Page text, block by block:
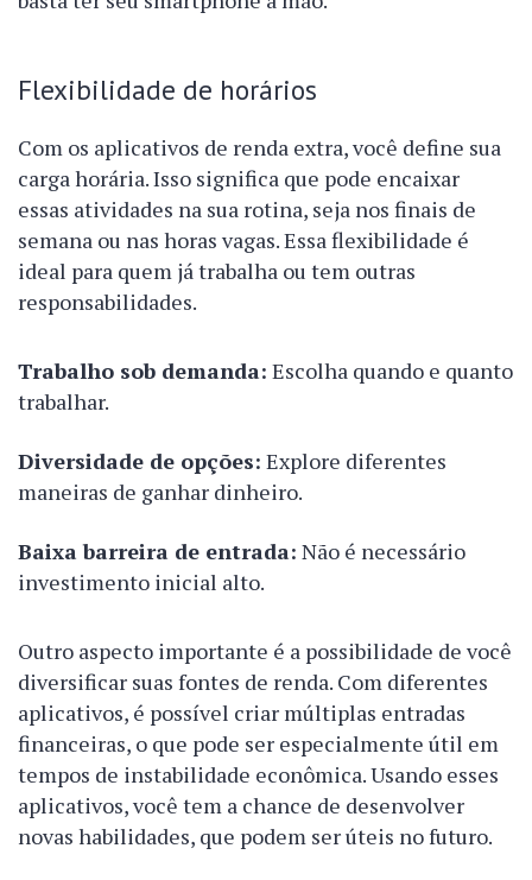
Flexibilidade de horários
Com os aplicativos de renda extra, você define sua
carga horária. Isso significa que pode encaixar
essas atividades na sua rotina, seja nos finais de
semana ou nas horas vagas. Essa flexibilidade é
ideal para quem já trabalha ou tem outras
responsabilidades.
Trabalho sob demanda: Escolha quando e quanto
trabalhar.
Diversidade de opções: Explore diferentes
maneiras de ganhar dinheiro.
Baixa barreira de entrada: Não é necessário
investimento inicial alto.
Outro aspecto importante é a possibilidade de você
diversificar suas fontes de renda. Com diferentes
aplicativos, é possível criar múltiplas entradas
financeiras, o que pode ser especialmente útil em
tempos de instabilidade econômica. Usando esses
aplicativos, você tem a chance de desenvolver
novas habilidades, que podem ser úteis no futuro.